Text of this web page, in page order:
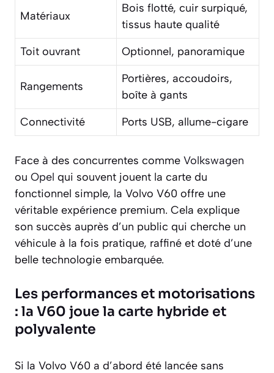
Matériaux
Bois flotté, cuir surpiqué,
tissus haute qualité
Toit ouvrant
Optionnel, panoramique
Rangements
Portières, accoudoirs,
boîte à gants
Connectivité
Ports USB, allume-cigare
Face à des concurrentes comme Volkswagen
ou Opel qui souvent jouent la carte du
fonctionnel simple, la Volvo V60 offre une
véritable expérience premium. Cela explique
son succès auprès d’un public qui cherche un
véhicule à la fois pratique, raffiné et doté d’une
belle technologie embarquée.
Les performances et motorisations
: la V60 joue la carte hybride et
polyvalente
Si la Volvo V60 a d’abord été lancée sans